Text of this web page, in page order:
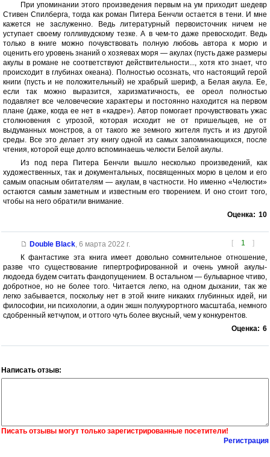
При упоминании этого произведения первым на ум приходит шедевр
Стивен Спилберга, тогда как роман Питера Бенчли остается в тени. И мне
кажется не заслуженно. Ведь литературный первоисточник ничем не
уступает своему голливудскому тезке. А в чем-то даже превосходит. Ведь
только в книге можно почувствовать полную любовь автора к морю и
оценить его уровень знаний о хозяевах моря — акулах (пусть даже размеры
акулы в романе не соответствуют действительности..., хотя кто знает, что
происходит в глубинах океана). Полностью осознать, что настоящий герой
книги (пусть и не положительный) не храбрый шериф, а Белая акула. Ее,
если так можно выразится, харизматичность, ее ореол полностью
подавляет все человеческие характеры и постоянно находится на первом
плане (даже, когда ее нет в «кадре»). Автор помогает прочувствовать ужас
столкновения с угрозой, которая исходит не от пришельцев, не от
выдуманных монстров, а от такого же земного жителя пусть и из другой
среды. Все это делает эту книгу одной из самых запоминающихся, после
чтения, которой еще долго вспоминаешь челюсти Белой акулы.
Из под пера Питера Бенчли вышло несколько произведений, как
художественных, так и документальных, посвященных морю в целом и его
самым опасным обитателям — акулам, в частности. Но именно «Челюсти»
остаются самым заметным и известным его творением. И оно стоит того,
чтобы на него обратили внимание.
Оценка: 10
[ 1 ]
Double Black, 6 марта 2022 г.
К фантастике эта книга имеет довольно сомнительное отношение,
разве что существование гипертрофированной и очень умной акулы-
людоеда будем считать фандопущением. В остальном — бульварное чтиво,
добротное, но не более того. Читается легко, на одном дыхании, так же
легко забывается, поскольку нет в этой книге никаких глубинных идей, ни
философии, ни психологии, а один экшн полукурортного масштаба, немного
сдобренный кетчупом, и оттого чуть более вкусный, чем у конкурентов.
Оценка: 6
Написать отзыв:
Писать отзывы могут только зарегистрированные посетители!
Регистрация